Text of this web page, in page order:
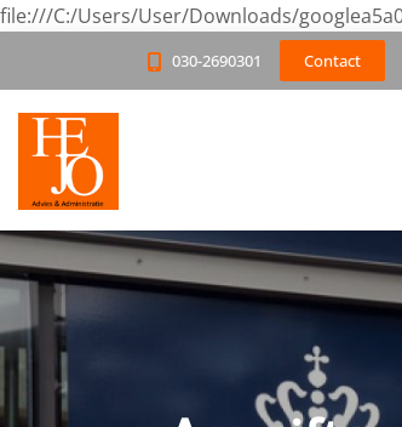
file:///C:/Users/User/Downloads/
030-2690301 Contact